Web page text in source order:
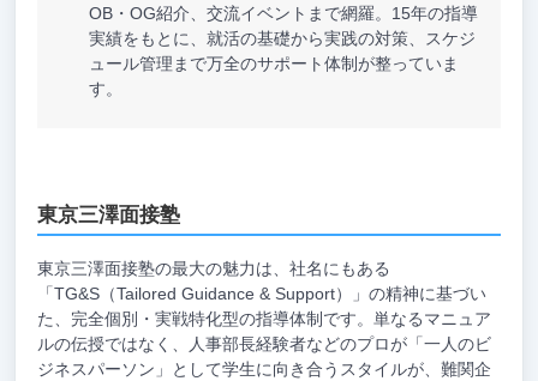
OB・OG紹介、交流イベントまで網羅。15年の指導
実績をもとに、就活の基礎から実践の対策、スケジ
ュール管理まで万全のサポート体制が整っていま
す。
東京三澤面接塾
東京三澤面接塾の最大の魅力は、社名にもある
「TG&S（Tailored Guidance & Support）」の精神に基づい
た、完全個別・実戦特化型の指導体制です。単なるマニュア
ルの伝授ではなく、人事部長経験者などのプロが「一人のビ
ジネスパーソン」として学生に向き合うスタイルが、難関企